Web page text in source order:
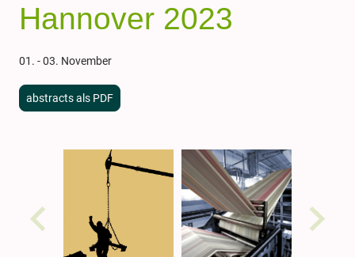
Hannover 2023
01. - 03. November
abstracts als PDF